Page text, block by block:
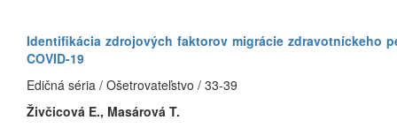
Identifikácia zdrojových faktorov migrácie zdravotníckeho
COVID-19
Edičná séria / Ošetrovateľstvo / 33-39
Živčicová E., Masárová T.